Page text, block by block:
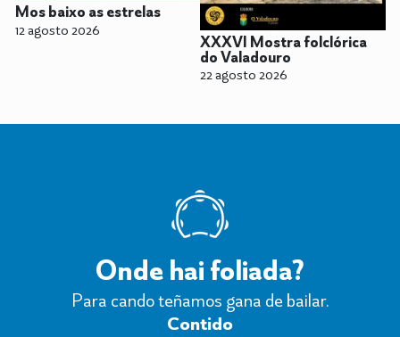
Mos baixo as estrelas
12 agosto 2026
XXXVI Mostra folclórica
do Valadouro
22 agosto 2026
Onde hai foliada?
Para cando teñamos gana de bailar.
Contido